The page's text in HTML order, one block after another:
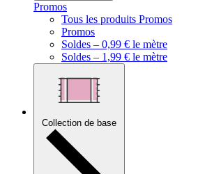
Promos
Tous les produits Promos
Promos
Soldes – 0,99 € le mètre
Soldes – 1,99 € le mètre
Collection de base